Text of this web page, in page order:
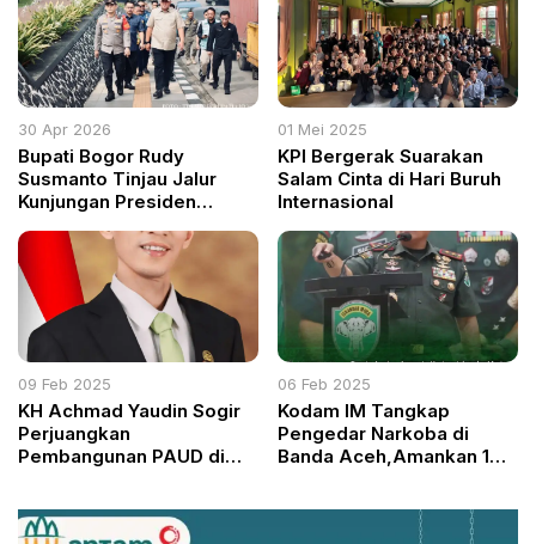
Kualitas Pengerjaan
Sesuai Standar
30 Apr 2026
Bupati Bogor Rudy
Susmanto Tinjau Jalur
Kunjungan Presiden
01 Mei 2025
KPI Bergerak Suarakan
Salam Cinta di Hari Buruh
Internasional
09 Feb 2025
KH Achmad Yaudin Sogir
Perjuangkan
Pembangunan PAUD di
Warga
06 Feb 2025
Kodam IM Tangkap
Pengedar Narkoba di
Banda Aceh,Amankan 10